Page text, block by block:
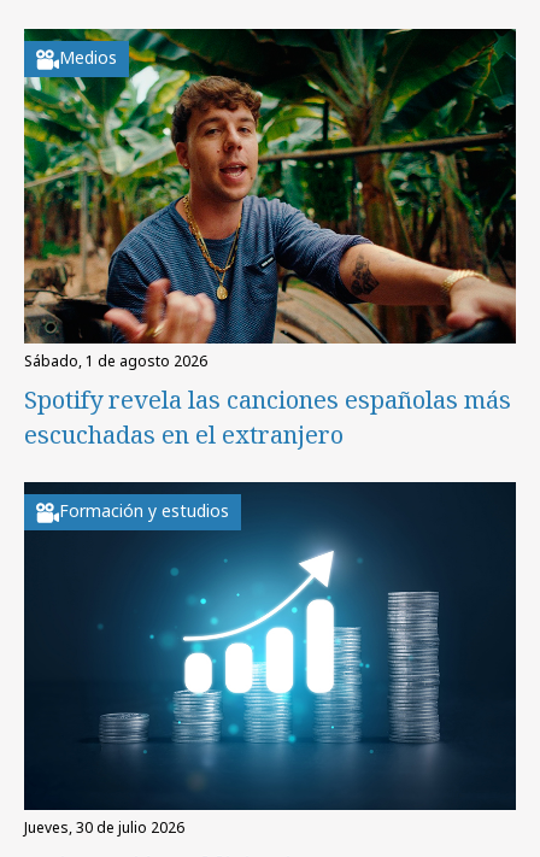
Medios
sábado, 1 de agosto 2026
Spotify revela las canciones españolas más
escuchadas en el extranjero
Formación y estudios
jueves, 30 de julio 2026